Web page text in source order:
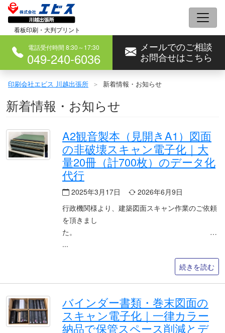
テ
キ
プ
看板印刷・大判プリント
電話受付時間 8:30～17:30
049-240-6036
メールでのご相談
お問合せはこちら
印刷会社エビス 川越出張所 新着情報・お知らせ
新着情報・お知らせ
A2観音製本（見開きA1）図面
の非破壊スキャン電子化｜大
量20冊（計700枚）のデータ化
代行
2025年3月17日
2026年6月9日
行政機関様より、建築図面スキャン作業のご依頼
を頂きまし
た。 …
続きを読む
バインダー書類・巻末図面の
スキャン電子化｜一律カラー
納品で保管スペース削減とデ